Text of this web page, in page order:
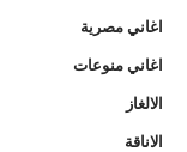
اغاني مصرية
اغاني منوعات
الالغاز
الاناقة